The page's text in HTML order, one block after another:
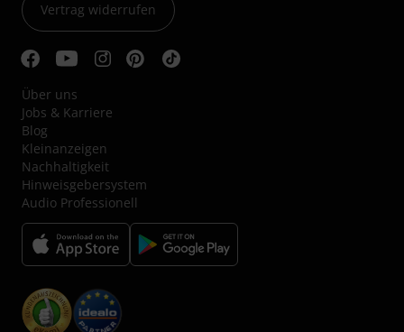
Vertrag widerrufen
Über uns
Jobs & Karriere
Blog
Kleinanzeigen
Nachhaltigkeit
Hinweisgebersystem
Audio Professionell